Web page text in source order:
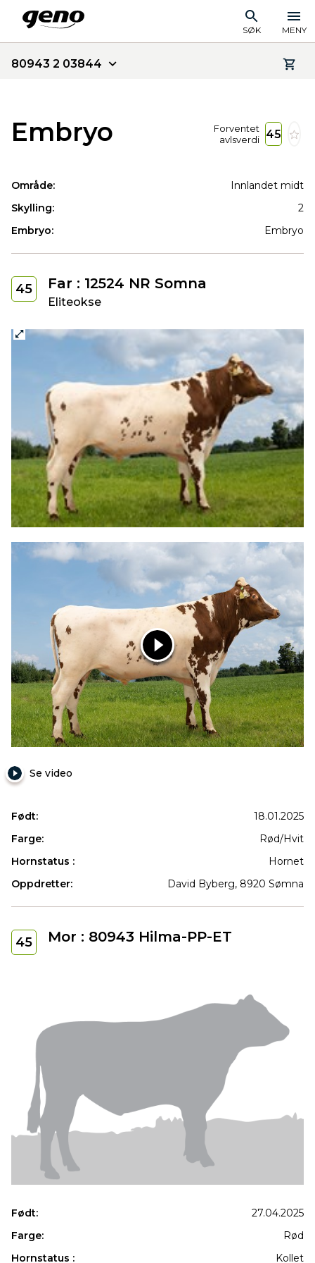
SØK MENY
80943 2 03844
Embryo
Forventet
avlsverdi
45
Område:
Innlandet midt
Skylling:
2
Embryo:
Embryo
45 Far : 12524 NR Somna
Eliteokse
12524
NR
Somna
Se video
Født:
18.01.2025
Farge:
Rød/Hvit
Hornstatus :
Hornet
Oppdretter:
David Byberg, 8920 Sømna
45 Mor : 80943 Hilma-PP-ET
Født:
27.04.2025
Farge:
Rød
Hornstatus :
Kollet